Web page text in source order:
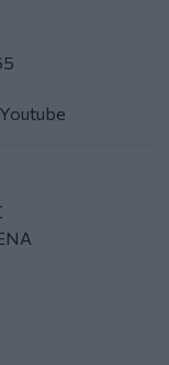
Youtube